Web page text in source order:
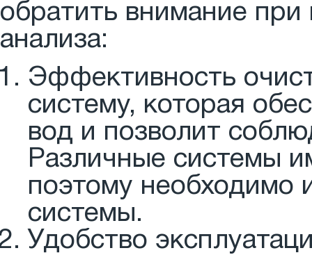
обратить внимание при
анализа:
Эффективность
систему, которая
вод и позволит
Различные системы
поэтому необходимо
системы.
Удобство